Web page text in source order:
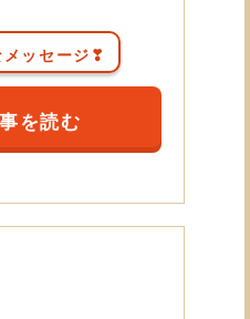
メッセージ❣
を読む